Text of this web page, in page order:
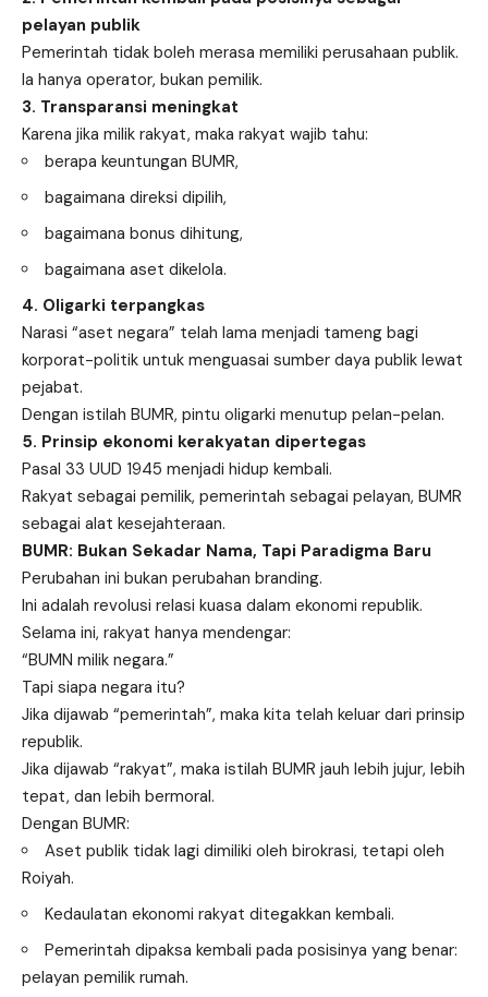
pelayan publik
Pemerintah tidak boleh merasa memiliki perusahaan publik.
Ia hanya operator, bukan pemilik.
3. Transparansi meningkat
Karena jika milik rakyat, maka rakyat wajib tahu:
berapa keuntungan BUMR,
bagaimana direksi dipilih,
bagaimana bonus dihitung,
bagaimana aset dikelola.
4. Oligarki terpangkas
Narasi “aset negara” telah lama menjadi tameng bagi
korporat-politik untuk menguasai sumber daya publik lewat
pejabat.
Dengan istilah BUMR, pintu oligarki menutup pelan-pelan.
5. Prinsip ekonomi kerakyatan dipertegas
Pasal 33 UUD 1945 menjadi hidup kembali.
Rakyat sebagai pemilik, pemerintah sebagai pelayan, BUMR
sebagai alat kesejahteraan.
BUMR: Bukan Sekadar Nama, Tapi Paradigma Baru
Perubahan ini bukan perubahan branding.
Ini adalah revolusi relasi kuasa dalam ekonomi republik.
Selama ini, rakyat hanya mendengar:
“BUMN milik negara.”
Tapi siapa negara itu?
Jika dijawab “pemerintah”, maka kita telah keluar dari prinsip
republik.
Jika dijawab “rakyat”, maka istilah BUMR jauh lebih jujur, lebih
tepat, dan lebih bermoral.
Dengan BUMR:
Aset publik tidak lagi dimiliki oleh birokrasi, tetapi oleh
Roiyah.
Kedaulatan ekonomi rakyat ditegakkan kembali.
Pemerintah dipaksa kembali pada posisinya yang benar:
pelayan pemilik rumah.